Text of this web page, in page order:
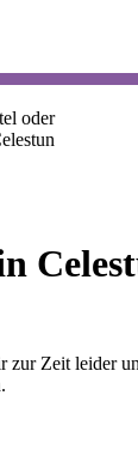
oder
Zeit leider